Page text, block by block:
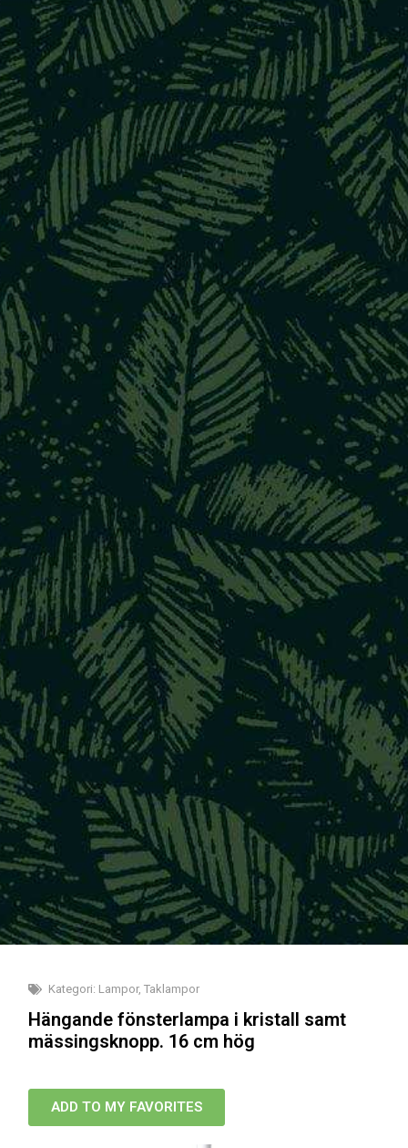
Kategori: Lampor,Taklampor
Hängande fönsterlampa i kristall samt
mässingsknopp. 16 cm hög
ADD TO MY FAVORITES